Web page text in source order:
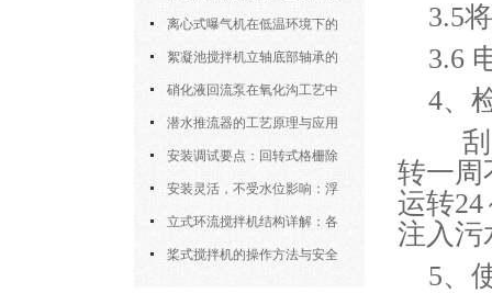
明 离心式曝气机在低温环境下的
运行特性与防冻措施
絮凝池搅拌机立轴底部轴承的
密封防水与免维护设计
硝化液回流泵在氧化沟工艺中
的布置位置对回流效果的影响
潜水推流器的工艺原理与应用
逻辑安装调试要点：回转式格栅除
污机的土建配合要求与水平度校准
安装灵活，不受水位影响：浮
筒式曝气机的结构优势与适用场景
立式环流搅拌机结构详解：各
部件的功能与协同
桨式搅拌机的操作方法与安全
3.5
3.6
4、
刮
转一周
运转
注入污
5、